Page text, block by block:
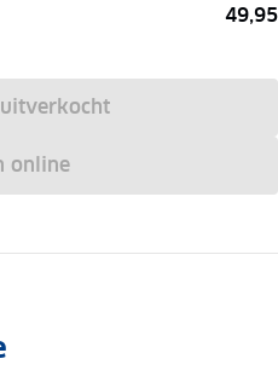
49,95
online